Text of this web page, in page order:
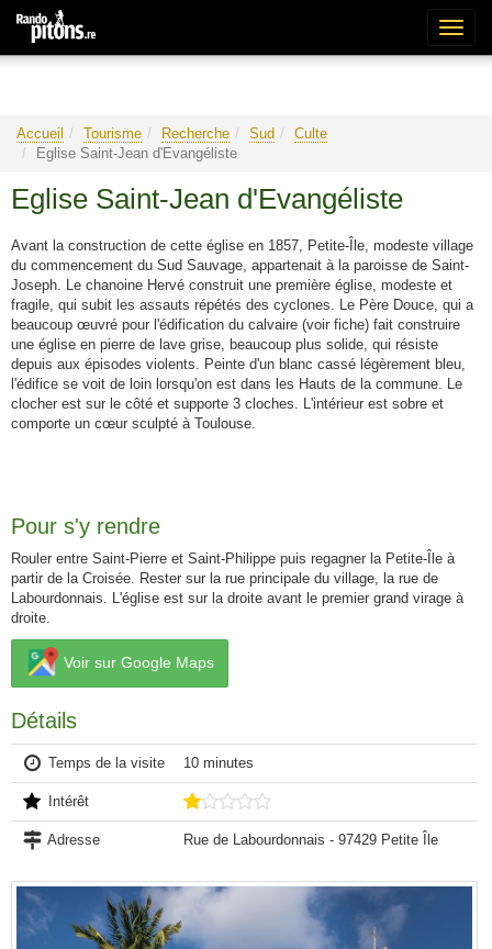
Accueil Tourisme Recherche Sud
Culte
Eglise Saint-Jean d'Evangéliste
Eglise Saint-Jean d'Evangéliste
Avant la construction de cette église en 1857, Petite-Île, modeste village
du commencement du Sud Sauvage, appartenait à la paroisse de Saint-
Joseph. Le chanoine Hervé construit une première église, modeste et
fragile, qui subit les assauts répétés des cyclones. Le Père Douce, qui a
beaucoup œuvré pour l'édification du calvaire (voir fiche) fait construire
une église en pierre de lave grise, beaucoup plus solide, qui résiste
depuis aux épisodes violents. Peinte d'un blanc cassé légèrement bleu,
l'édifice se voit de loin lorsqu'on est dans les Hauts de la commune. Le
clocher est sur le côté et supporte 3 cloches. L'intérieur est sobre et
comporte un cœur sculpté à Toulouse.
Pour s'y rendre
Rouler entre Saint-Pierre et Saint-Philippe puis regagner la Petite-Île à
partir de la Croisée. Rester sur la rue principale du village, la rue de
Labourdonnais. L'église est sur la droite avant le premier grand virage à
droite.
Voir sur Google Maps
Détails
Temps de la visite 10 minutes
Intérêt
Adresse Rue de Labourdonnais - 97429 Petite Île